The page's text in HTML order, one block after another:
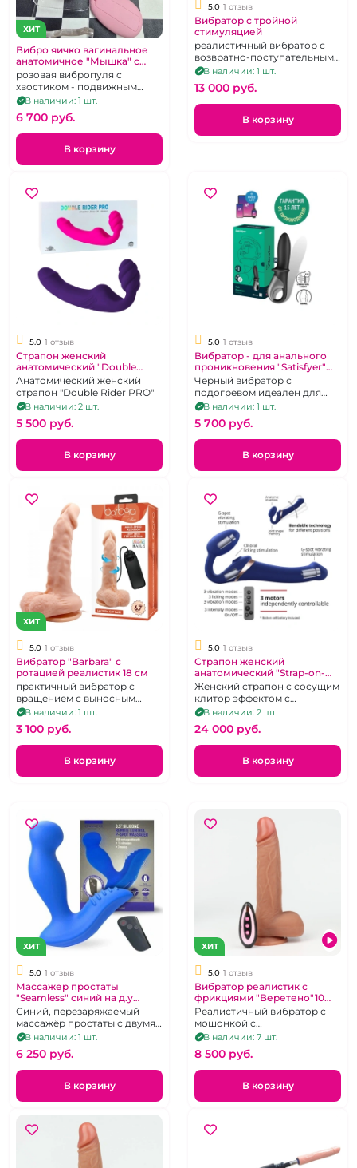
ХИТ
Вибро яичко вагинальное
анатомичное "Мышка" с
клиторальным подвижным
хвостиком
розовая вибропуля с
хвостиком - подвижным
коленом на д.у пульте
В наличии: 1 шт.
6 700 pуб.
В корзину
5.0 1 отзыв
Вибратор с тройной
стимуляцией
реалистичный вибратор с
возвратно-поступательными
движениями, двумя
дополнительными
стимулирующими зонами и
подогревом на д/у пульте, 9
режимов вибрации, 3
режима фрикций
В наличии: 1 шт.
13 000 pуб.
В корзину
5.0 1 отзыв
Страпон женский
анатомический "Double
Rider PRO" фиолетовый
Анатомический женский
страпон "Double Rider PRO"
В наличии: 2 шт.
5 500 pуб.
В корзину
5.0 1 отзыв
Вибратор - для анального
проникновения "Satisfyer"
Hot Passion черный
Черный вибратор с
подогревом идеален для
массажа простаты
В наличии: 1 шт.
5 700 pуб.
В корзину
ХИТ
5.0 1 отзыв
Вибратор "Barbara" с
ротацией реалистик 18 см
практичный вибратор с
вращением с выносным
пультом
В наличии: 1 шт.
3 100 pуб.
В корзину
5.0 1 отзыв
Страпон женский
анатомический "Strap-on-
me" Multi Orgazm с пультом
Женский страпон с сосущим
клитор эффектом с
беспроводным пультом
В наличии: 2 шт.
24 000 pуб.
В корзину
ХИТ
5.0 1 отзыв
Массажер простаты
"Seamless" синий на д.у
пульте
Синий, перезаряжаемый
массажёр простаты с двумя
двигателями и
дистанционным
управлением.
В наличии: 1 шт.
6 250 pуб.
В корзину
ХИТ
5.0 1 отзыв
Вибратор реалистик с
фрикциями "Веретено"10
режимов
Реалистичный вибратор с
мошонкой с
поступательными
движениями на присоске.
В наличии: 7 шт.
8 500 pуб.
В корзину